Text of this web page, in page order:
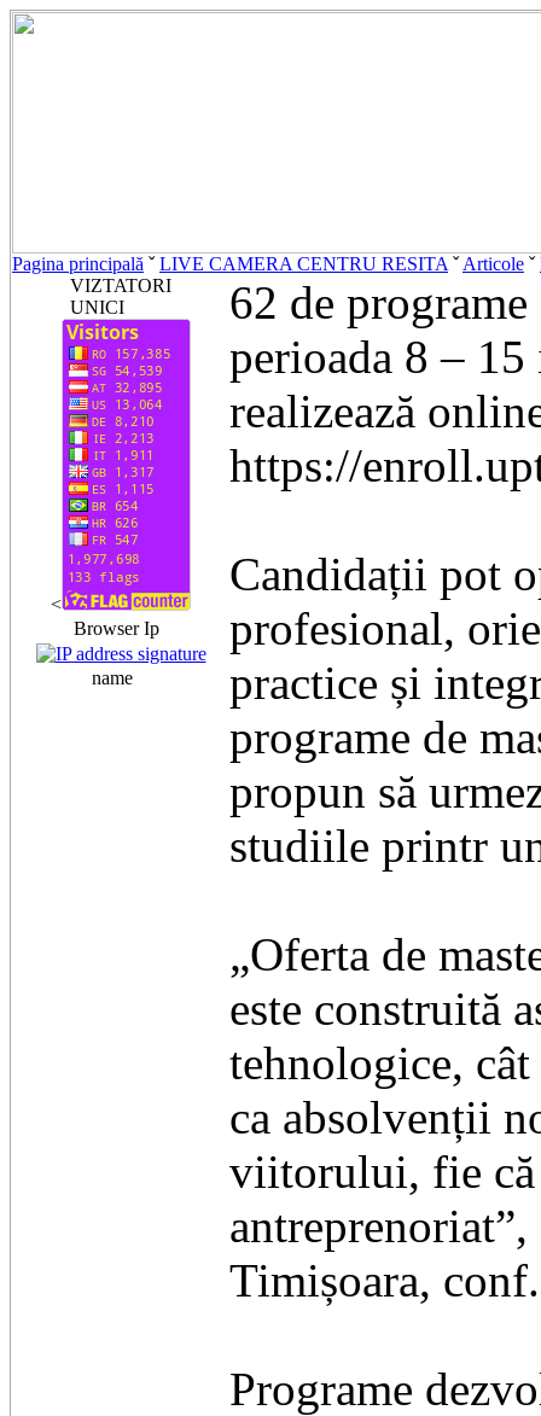
Pagina principală ˇLIVE CAMERA CENTRU RESITA ˇArticole ˇ
VIZTATORI
UNICI
<
Browser Ip
name
62 de
perioada 8 –
realizează
https://
Candidații pot
profesional,
practice și
programe de
propun să
studiile printr
„Oferta de
este construită
tehnologice,
ca absolvenții
viitorului, fie că
Timișoara,
Programe